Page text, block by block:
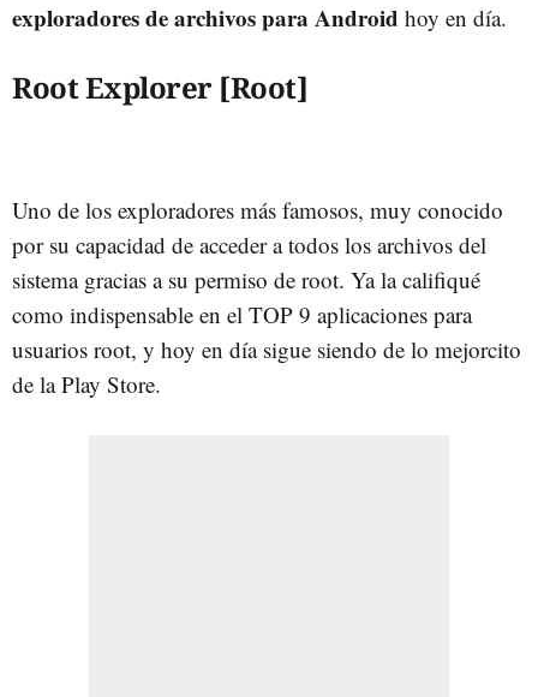
exploradores de archivos para Android hoy en día.
Root Explorer [Root]
Uno de los exploradores más famosos, muy conocido
por su capacidad de acceder a todos los archivos del
sistema gracias a su permiso de root. Ya la califiqué
como indispensable en el TOP 9 aplicaciones para
usuarios root, y hoy en día sigue siendo de lo mejorcito
de la Play Store.